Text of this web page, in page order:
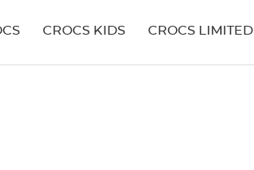
CROCS KIDS CROCS LIMITED